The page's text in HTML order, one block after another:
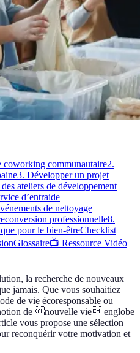
coworking communautaire2.
3. Développer un projet
ateliers de développement
d’entraide
de nettoyage
professionnelle8.
pour le bien-êtreChecklist
Glossaire📺 Ressource Vidéo
la recherche de nouveaux
jamais. Que vous souhaitiez
de vie écoresponsable ou
de nouvelle vie englobe
vous propose une sélection
reconquérir votre motivation et